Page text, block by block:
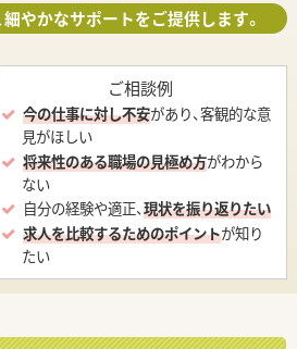
やかなサポートをご提供します。
ご相談例
今の仕事に対し不安があり、客観的な意
見がほしい
将来性のある職場の見極め方がわから
ない
自分の経験や適正、現状を振り返りたい
求人を比較するためのポイントが知り
たい